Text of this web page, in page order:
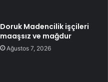
Doruk Madencilik işçileri
maaşsız ve mağdur
Ağustos 7, 2026